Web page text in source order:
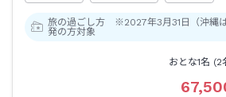
旅の過ごし方 ※2027年3月31日（沖縄
発の方対象
おとな1名 (2